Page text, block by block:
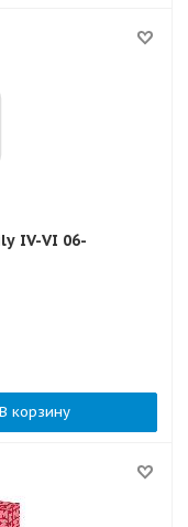
IV-VI 06-
В корзину